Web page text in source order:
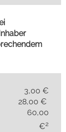
3,00 €
28,00 €
60,00
€2